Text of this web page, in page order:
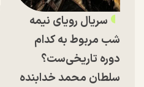
سریال رویای نیمه
شب مربوط به کدام
دوره تاریخی‌ست؟
سلطان محمد خدابنده